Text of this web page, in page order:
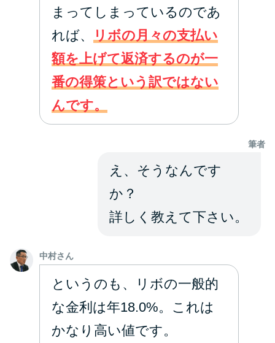
方法はどれ？
年収が低い＆他社借入があると
落ちる？バンクイックの口コミ
を分析
みずほ銀行カードローンの問い
まってしまっているのであ
れば、
リボの月々の支払い
額を上げて返済するのが一
番の得策という訳ではない
んです。
筆者
え、そうなんです
か？
詳しく教えて下さい。
中村さん
というのも、リボの一般的
な金利は年18.0%。これは
かなり高い値です。